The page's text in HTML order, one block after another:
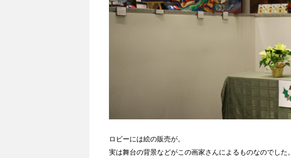
ロビーには絵の販売が。
実は舞台の背景などがこの画家さんによるものなのでした。